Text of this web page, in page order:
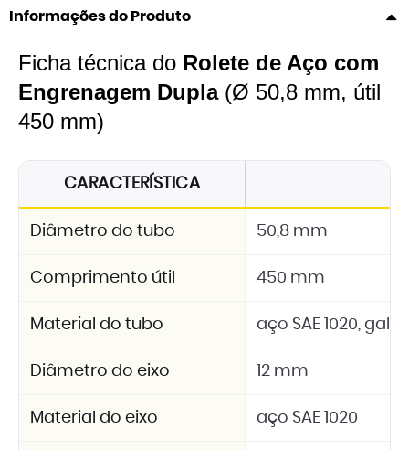
Informações do Produto
Ficha técnica do Rolete de Aço com
Engrenagem Dupla(Ø 50,8 mm, útil
450 mm)
CARACTERÍSTICA
Diâmetro do tubo 50,8 mm
Comprimento útil 450 mm
Material do tubo aço SAE 1020,
Diâmetro do eixo 12 mm
Material do eixo aço SAE 1020